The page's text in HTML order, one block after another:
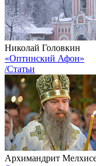
Николай Головкин
«Оптинский Афон»
/Статьи
Архимандрит